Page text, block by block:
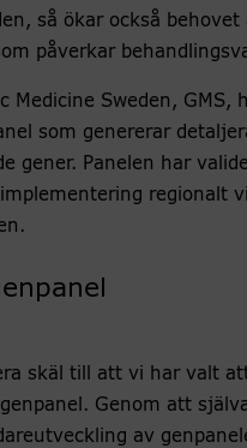
så ökar också
påverkar
Medicine Sweden,
som genererar
gener. Panelen har
regionalt
skäl till att vi har valt
Genom att
av